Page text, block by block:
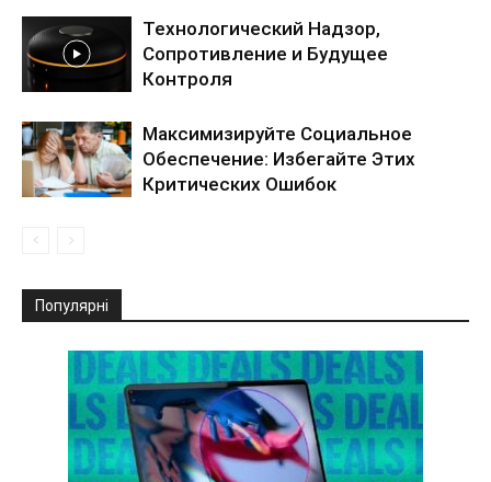
Технологический Надзор,
Сопротивление и Будущее
Контроля
Максимизируйте Социальное
Обеспечение: Избегайте Этих
Критических Ошибок
Популярні